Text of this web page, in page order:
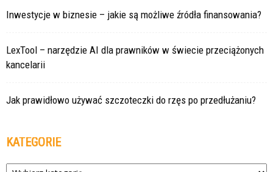
Inwestycje w biznesie – jakie są możliwe źródła finansowania?
LexTool – narzędzie AI dla prawników w świecie przeciążonych
kancelarii
Jak prawidłowo używać szczoteczki do rzęs po przedłużaniu?
KATEGORIE
Kategorie